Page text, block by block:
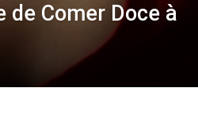
de Comer Doce à